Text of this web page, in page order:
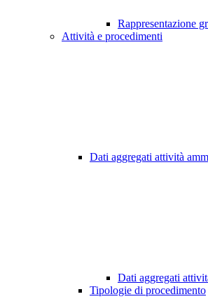
Rappresentazione
Attività e procedimenti
Dati aggregati attività
Dati aggregati
Tipologie di procedimento